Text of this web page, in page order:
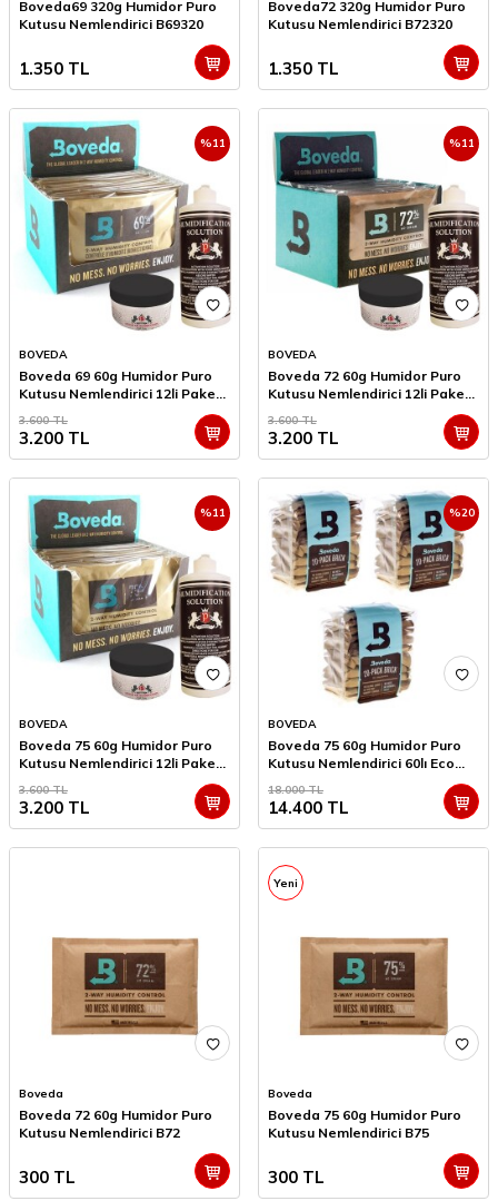
Boveda69 320g Humidor Puro
Kutusu Nemlendirici B69320
1.350 TL
Boveda72 320g Humidor Puro
Kutusu Nemlendirici B72320
1.350 TL
%11
BOVEDA
Boveda 69 60g Humidor Puro
Kutusu Nemlendirici 12li Paket
3.600TL
3.200 TL
%11
BOVEDA
Boveda 72 60g Humidor Puro
Kutusu Nemlendirici 12li Paket
3.600TL
3.200 TL
%11
BOVEDA
Boveda 75 60g Humidor Puro
Kutusu Nemlendirici 12li Paket
3.600TL
3.200 TL
%20
BOVEDA
Boveda 75 60g Humidor Puro
Kutusu Nemlendirici 60lı Eco
18.000TL
14.400 TL
Boveda
Boveda 72 60g Humidor Puro
Kutusu Nemlendirici B72
300 TL
Yeni
Boveda
Boveda 75 60g Humidor Puro
Kutusu Nemlendirici B75
300 TL